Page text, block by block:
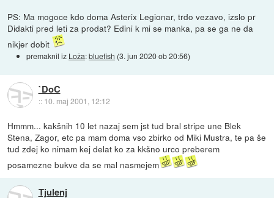
PS: Ma mogoce kdo doma Asterix Legionar, trdo vezavo, izslo pr
Didakti pred leti za prodat? Edini k mi se manka, pa se ga ne da
nikjer dobit
premaknil iz Loža:bluefish (3. jun 2020 ob 20:56)
`DoC
:: 10. maj 2001, 12:12
Hmmm... kakšnih 10 let nazaj sem jst tud bral stripe une Blek
Stena, Zagor, etc pa mam doma vso zbirko od Miki Mustra, te pa še
tud zdej ko nimam kej delat ko za kkšno urco preberem
posamezne bukve da se mal nasmejem
Tjulenj